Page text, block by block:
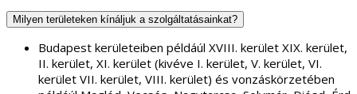
Milyen területeken kínáljuk a szolgáltatásainkat?
Budapest kerületeiben példáúl XVIII. kerület XIX. kerület,
II. kerület, XI. kerület (kivéve I. kerület, V. kerület, VI.
kerület VII. kerület, VIII. kerület) és vonzáskörzetében